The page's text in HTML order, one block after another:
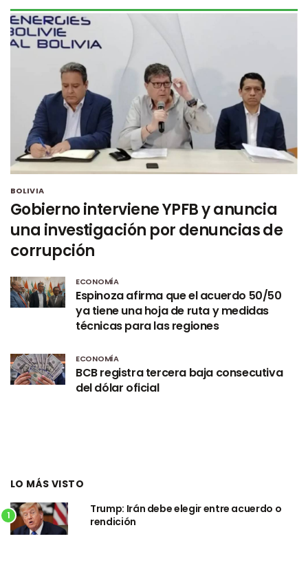
BOLIVIA
Gobierno interviene YPFB y anuncia
una investigación por denuncias de
corrupción
ECONOMÍA
Espinoza afirma que el acuerdo 50/50
ya tiene una hoja de ruta y medidas
técnicas para las regiones
ECONOMÍA
BCB registra tercera baja consecutiva
del dólar oficial
LO MÁS VISTO
1
Trump: Irán debe elegir entre acuerdo o
rendición